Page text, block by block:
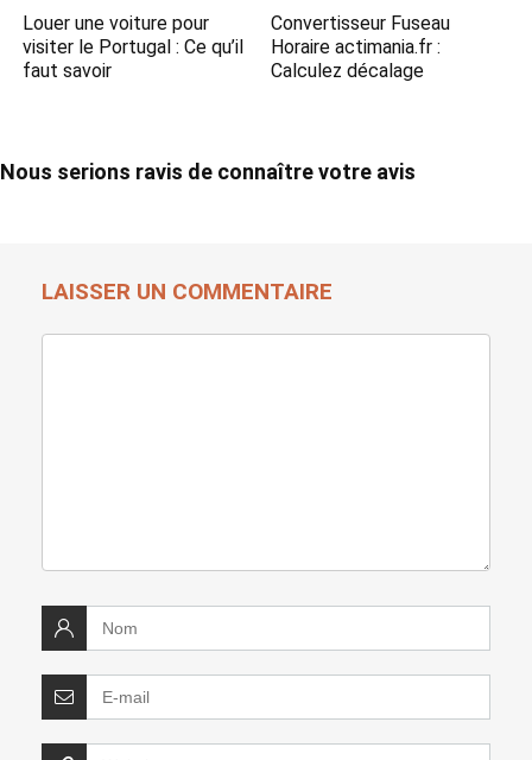
Louer une voiture pour
visiter le Portugal : Ce qu’il
faut savoir
Convertisseur Fuseau
Horaire actimania.fr​ :
Calculez décalage
Nous serions ravis de connaître votre avis
LAISSER UN COMMENTAIRE